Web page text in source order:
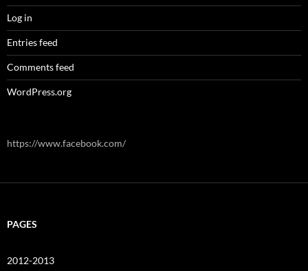
Log in
Entries feed
Comments feed
WordPress.org
https://www.facebook.com/
PAGES
2012-2013